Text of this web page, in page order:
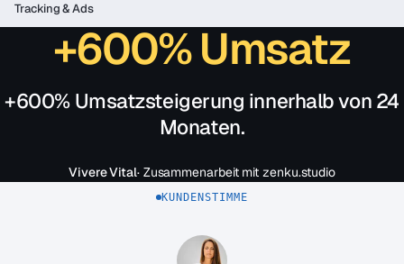
Tracking & Ads
+600% Umsatz
+600% Umsatzsteigerung innerhalb von 24
Monaten.
Vivere Vital· Zusammenarbeit mit zenku.studio
KUNDENSTIMME